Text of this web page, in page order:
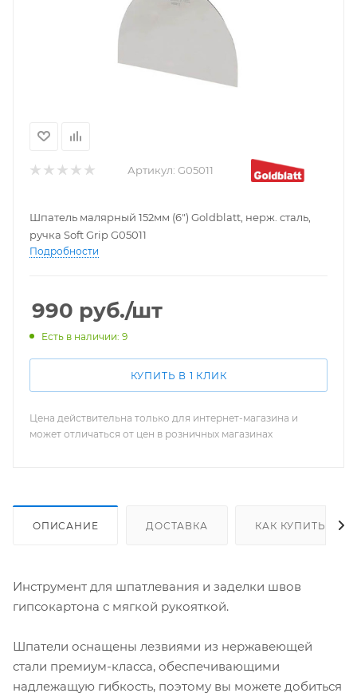
Артикул: G05011
Шпатель малярный 152мм (6") Goldblatt, нерж. сталь,
ручка Soft Grip G05011
Подробности
990 руб./шт
Есть в наличии: 9
КУПИТЬ В 1 КЛИК
Цена действительна только для интернет-магазина и
может отличаться от цен в розничных магазинах
ОПИСАНИЕ ДОСТАВКА КАК КУПИТЬ
Инструмент для шпатлевания и заделки швов
гипсокартона с мягкой рукояткой.
Шпатели оснащены лезвиями из нержавеющей
стали премиум-класса, обеспечивающими
надлежащую гибкость, поэтому вы можете добиться